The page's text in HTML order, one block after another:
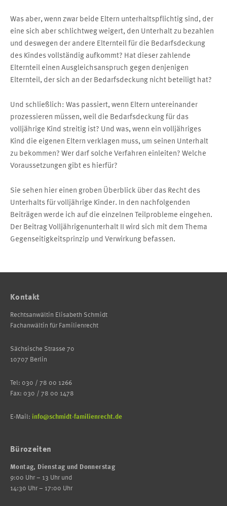
Was aber, wenn zwar beide Eltern unterhaltspflichtig sind, der
eine sich aber schlichtweg weigert, den Unterhalt zu bezahlen
und deswegen der andere Elternteil für die Bedarfsdeckung
des Kindes vollständig aufkommt? Hat dieser zahlende
Elternteil einen Ausgleichsanspruch gegen denjenigen
Elternteil, der sich an der Bedarfsdeckung nicht beteiligt hat?
Und schließlich: Was passiert, wenn Eltern untereinander
prozessieren müssen, weil die Bedarfsdeckung für das
volljährige Kind streitig ist? Und was, wenn ein volljähriges
Kind die eigenen Eltern verklagen muss, um seinen Unterhalt
zu bekommen? Wer darf solche Verfahren einleiten? Welche
Voraussetzungen gibt es hierfür?
Sie sehen hier einen groben Überblick über das Recht des
Unterhalts für volljährige Kinder. In den nachfolgenden
Beiträgen werde ich auf die einzelnen Teilprobleme eingehen.
Der Beitrag Volljährigenunterhalt II wird sich mit dem Thema
Gegenseitigkeitsprinzip und Verwirkung befassen.
Kontakt
Rechtsanwältin Elisabeth Schmidt
Fachanwältin für Familienrecht
Sächsische Strasse 70
10707 Berlin
Tel: 030 / 78 00 1266
Fax: 030 / 78 00 1478
E-Mail: info@schmidt-familienrecht.de
Bürozeiten
Montag, Dienstag und Donnerstag
9:00 Uhr – 13 Uhr und
14:30 Uhr – 17:00 Uhr